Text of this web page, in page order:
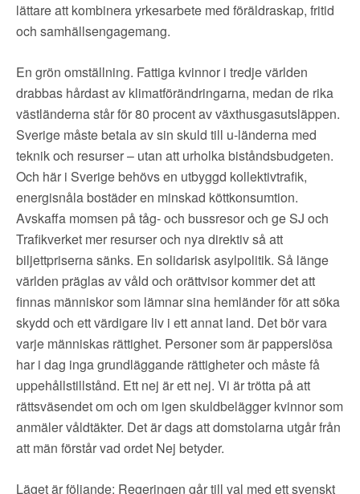
lättare att kombinera yrkesarbete med föräldraskap, fritid
och samhällsengagemang.
En grön omställning. Fattiga kvinnor i tredje världen
drabbas hårdast av klimatförändringarna, medan de rika
västländerna står för 80 procent av växthusgasutsläppen.
Sverige måste betala av sin skuld till u-länderna med
teknik och resurser – utan att urholka biståndsbudgeten.
Och här i Sverige behövs en utbyggd kollektivtrafik,
energisnåla bostäder en minskad köttkonsumtion.
Avskaffa momsen på tåg- och bussresor och ge SJ och
Trafikverket mer resurser och nya direktiv så att
biljettpriserna sänks. En solidarisk asylpolitik. Så länge
världen präglas av våld och orättvisor kommer det att
finnas människor som lämnar sina hemländer för att söka
skydd och ett värdigare liv i ett annat land. Det bör vara
varje människas rättighet. Personer som är papperslösa
har i dag inga grundläggande rättigheter och måste få
uppehållstillstånd. Ett nej är ett nej. Vi är trötta på att
rättsväsendet om och om igen skuldbelägger kvinnor som
anmäler våldtäkter. Det är dags att domstolarna utgår från
att män förstår vad ordet Nej betyder.
Läget är följande: Regeringen går till val med ett svenskt